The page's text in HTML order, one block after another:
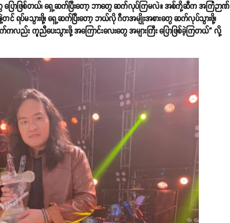
ပြောဖြစ်တယ်၊ ရှေ့ဆက်ပြီးတော့ ဘာတွေ ဆက်လုပ်ကြမလဲ။ အစ်ကို့ဆီက အကြံဉာဏ်
ပ်မသွားဖို့၊ ရှေ့ဆက်ပြီးတော့ ဘယ်လို ဂီတအမျိုးအစားတွေ ဆက်လုပ်သွားဖို့၊
း ကူညီပေးသွားဖို့ အကြောင်းလေးတွေ အများကြီး ပြောဖြစ်ခဲ့ကြတယ်” လို့